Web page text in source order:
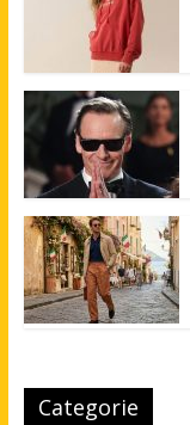
Categorie